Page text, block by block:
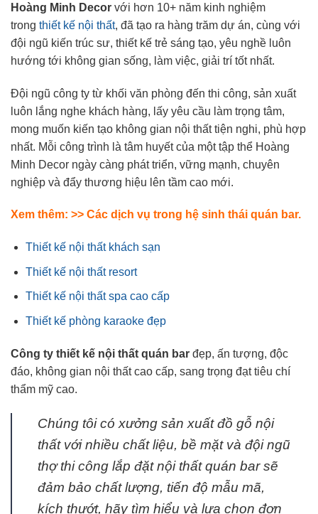
Hoàng Minh Decor với hơn 10+ năm kinh nghiệm
trong thiết kế nội thất, đã tạo ra hàng trăm dự án, cùng với
đội ngũ kiến trúc sư, thiết kế trẻ sáng tạo, yêu nghề luôn
hướng tới không gian sống, làm việc, giải trí tốt nhất.
Đội ngũ công ty từ khối văn phòng đến thi công, sản xuất
luôn lắng nghe khách hàng, lấy yêu cầu làm trọng tâm,
mong muốn kiến tạo không gian nội thất tiện nghi, phù hợp
nhất. Mỗi công trình là tâm huyết của một tập thể Hoàng
Minh Decor ngày càng phát triển, vững mạnh, chuyên
nghiệp và đẩy thương hiệu lên tầm cao mới.
Xem thêm: >> Các dịch vụ trong hệ sinh thái quán bar.
Thiết kế nội thất khách sạn
Thiết kế nội thất resort
Thiết kế nội thất spa cao cấp
Thiết kế phòng karaoke đẹp
Công ty thiết kế nội thất quán bar đẹp, ấn tượng, độc
đáo, không gian nội thất cao cấp, sang trọng đạt tiêu chí
thẩm mỹ cao.
Chúng tôi có xưởng sản xuất đồ gỗ nội
thất với nhiều chất liệu, bề mặt và đội ngũ
thợ thi công lắp đặt nội thất quán bar sẽ
đảm bảo chất lượng, tiến độ mẫu mã,
kích thướt, hãy tìm hiểu và lựa chọn đơn